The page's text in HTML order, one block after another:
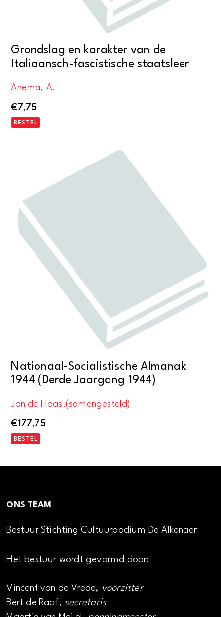
Grondslag en karakter van de
Italiaansch-fascistische staatsleer
Anema, A.
€7,75
BESTEL
Nationaal-Socialistische Almanak
1944 (Derde Jaargang 1944)
Jan de Haas.(samengesteld)
€177,75
BESTEL
ONS TEAM
Bestuur Stichting Cultuurpodium De Alkenaer
Het bestuur wordt gevormd door:
Vincent van de Vrede, voorzitter
Bert de Raaf, secretaris